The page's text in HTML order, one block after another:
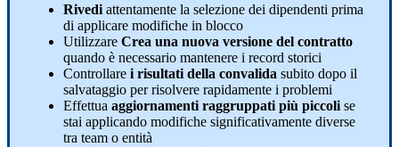
Rivedi attentamente la selezione dei dipendenti prima
di applicare modifiche in blocco
Utilizzare Crea una nuova versione del contratto
quando è necessario mantenere i record storici
Controllare i risultati della convalida subito dopo il
salvataggio per risolvere rapidamente i problemi
Effettua aggiornamenti raggruppati più piccoli se
stai applicando modifiche significativamente diverse
tra team o entità